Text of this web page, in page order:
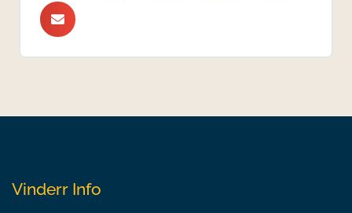
Vinderr Info